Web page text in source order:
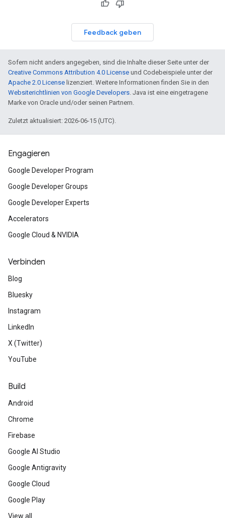
Feedback geben
Sofern nicht anders angegeben, sind die Inhalte dieser Seite unter der
Creative Commons Attribution 4.0 License und Codebeispiele unter der
Apache 2.0 License lizenziert. Weitere Informationen finden Sie in den
Websiterichtlinien von Google Developers. Java ist eine eingetragene
Marke von Oracle und/oder seinen Partnern.
Zuletzt aktualisiert: 2026-06-15 (UTC).
Engagieren
Google Developer Program
Google Developer Groups
Google Developer Experts
Accelerators
Google Cloud & NVIDIA
Verbinden
Blog
Bluesky
Instagram
LinkedIn
X (Twitter)
YouTube
Build
Android
Chrome
Firebase
Google AI Studio
Google Antigravity
Google Cloud
Google Play
View all